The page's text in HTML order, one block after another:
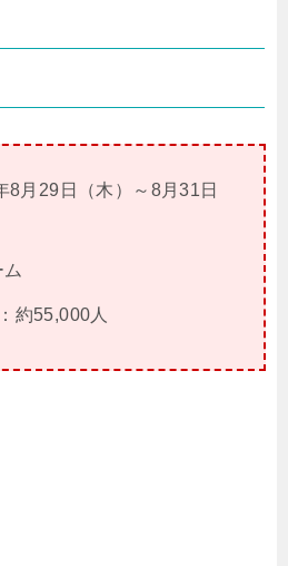
8月29日（木）～8月31日
約55,000人